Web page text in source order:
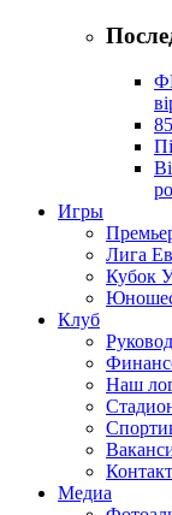
Игры
Лига
Кубок
Клуб
Наш
Медиа